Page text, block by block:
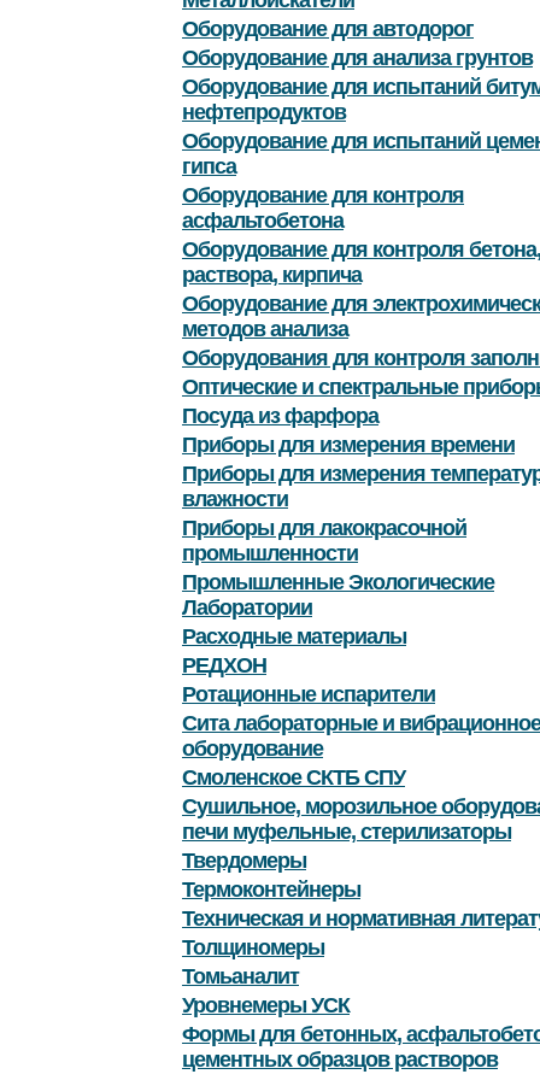
Оборудование для автодорог
Оборудование для анализа грунтов
Оборудование для испытаний
нефтепродуктов
Оборудование для испытаний
гипса
Оборудование для контроля
асфальтобетона
Оборудование для контроля бетона,
раствора, кирпича
Оборудование для
методов анализа
Оборудования для контроля
Оптические и спектральные
Посуда из фарфора
Приборы для измерения времени
Приборы для измерения
влажности
Приборы для лакокрасочной
промышленности
Промышленные Экологические
Лаборатории
Расходные материалы
РЕДХОН
Ротационные испарители
Сита лабораторные и вибрационное
оборудование
Смоленское СКТБ СПУ
Сушильное, морозильное
печи муфельные, стерилизаторы
Твердомеры
Термоконтейнеры
Техническая и нормативная
Толщиномеры
Томьаналит
Уровнемеры УСК
Формы для бетонных,
цементных образцов растворов